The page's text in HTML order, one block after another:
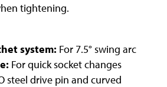
tightening.
system: For 7.5° swing arc
For quick socket changes
steel drive pin and curved